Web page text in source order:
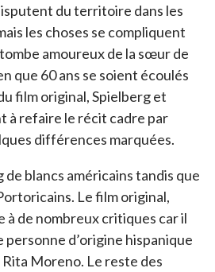
du territoire dans les
les choses se compliquent
amoureux de la sœur de
que 60 ans se soient écoulés
film original, Spielberg et
à refaire le récit cadre par
différences marquées.
de blancs américains tandis que
Le film original,
à de nombreux critiques car il
personne d’origine hispanique
Moreno. Le reste des